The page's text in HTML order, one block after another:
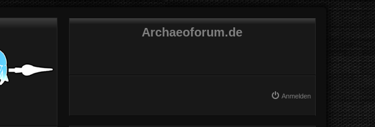
Archaeoforum.de
Anmelden